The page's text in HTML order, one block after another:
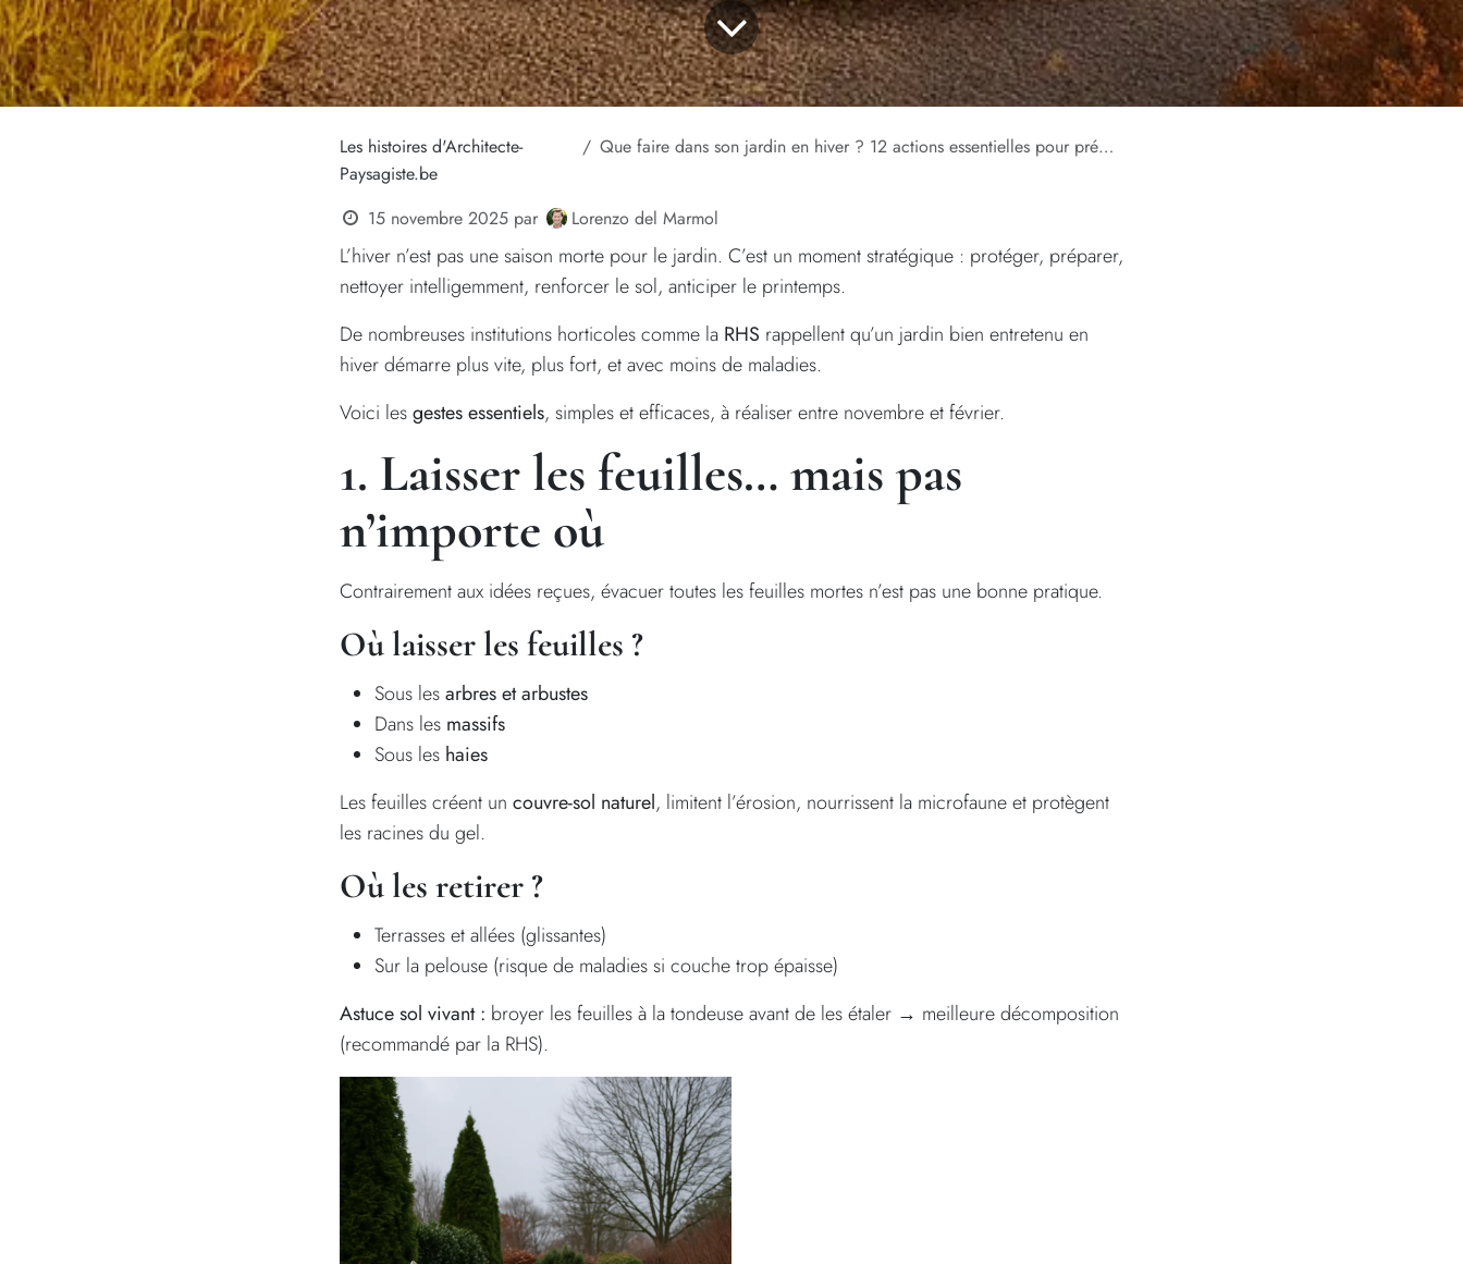
Les histoires d'Architecte-
Paysagiste.be
Que faire dans son jardin en hiver ? 12 actions essentielles pour préparer le printemps
15 novembre 2025 par Lorenzo del Marmol
L’hiver n’est pas une saison morte pour le jardin. C’est un moment stratégique : protéger, préparer,
nettoyer intelligemment, renforcer le sol, anticiper le printemps.
De nombreuses institutions horticoles comme la RHS rappellent qu’un jardin bien entretenu en
hiver démarre plus vite, plus fort, et avec moins de maladies.
Voici lesgestes essentiels, simples et efficaces, à réaliser entre novembre et février.
1. Laisser les feuilles… mais pas
n’importe où
Contrairement aux idées reçues, évacuer toutes les feuilles mortes n’est pas une bonne pratique.
Où laisser les feuilles ?
Sous lesarbres et arbustes
Dans les massifs
Sous les haies
Les feuilles créent un couvre-sol naturel, limitent l’érosion, nourrissent la microfaune et protègent
les racines du gel.
Où les retirer ?
Terrasses et allées (glissantes)
Sur la pelouse (risque de maladies si couche trop épaisse)
Astuce sol vivant : broyer les feuilles à la tondeuse avant de les étaler → meilleure décomposition
(recommandé par la RHS).